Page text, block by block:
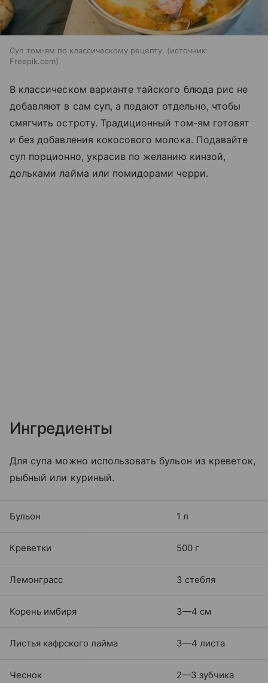
Суп том-ям по классическому рецепту.
источник:
Freepik.com
В классическом варианте тайского блюда рис не
добавляют в сам суп, а подают отдельно, чтобы
смягчить остроту. Традиционный том-ям готовят
и без добавления кокосового молока. Подавайте
суп порционно, украсив по желанию кинзой,
дольками лайма или помидорами черри.
Ингредиенты
Для супа можно использовать бульон из креветок,
рыбный или куриный.
Бульон 1 л
Креветки 500 г
Лемонграсс 3 стебля
Корень имбиря 3—4 см
Листья кафрского лайма 3—4 листа
Чеснок 2—3 зубчика